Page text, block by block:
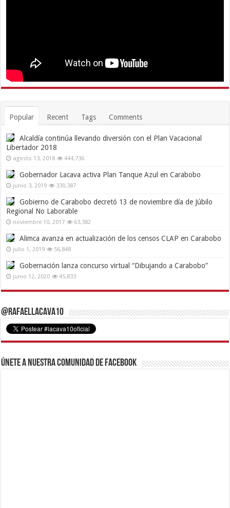
Popular Recent Tags Comments
Alcaldía continúa llevando diversión con el Plan Vacacional
Libertador 2018
agosto 13, 2018 444,736
Gobernador Lacava activa Plan Tanque Azul en Carabobo
junio 3, 2019 330,387
Gobierno de Carabobo decretó 13 de noviembre día de Júbilo
Regional No Laborable
noviembre 10, 2017 63,382
Alimca avanza en actualización de los censos CLAP en Carabobo
julio 1, 2019 56,848
Gobernación lanza concurso virtual “Dibujando a Carabobo”
junio 12, 2020 45,833
@RafaelLacava10
Únete a nuestra comunidad de Facebook